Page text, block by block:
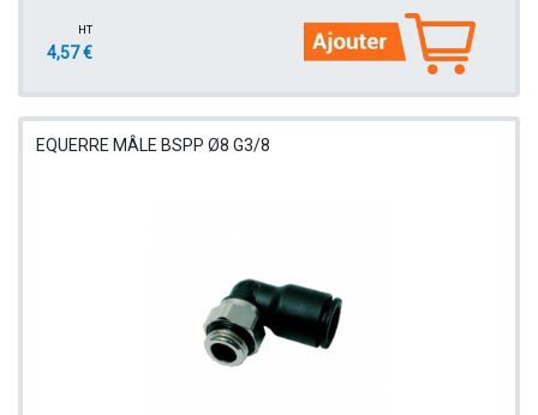
HT
4,57 €
EQUERRE MÂLE BSPP Ø8 G3/8